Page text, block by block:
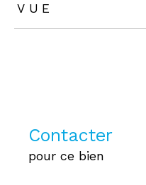
VUE
Contacter
pour ce bien